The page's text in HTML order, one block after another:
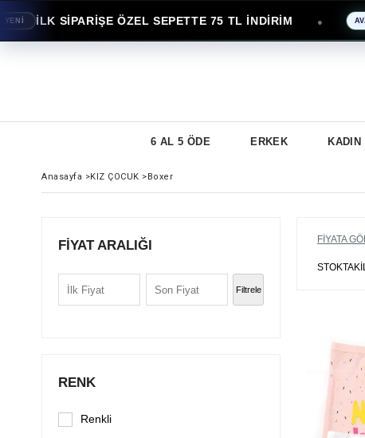
SİPARİŞE ÖZEL SEPETTE 75 TL İNDİRİM ● AVANTAJ
6 AL 5 ÖDE ERKEK KADIN
Anasayfa >KIZ ÇOCUK >Boxer
FIYAT ARALIĞI
Filtrele
RENK
Renkli
FIYATA